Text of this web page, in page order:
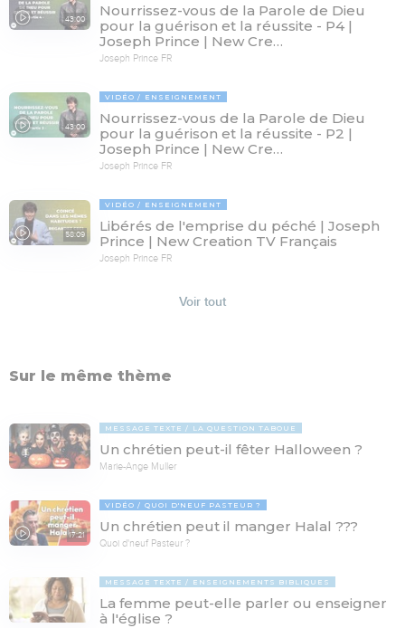
43:00
Nourrissez-vous de la Parole de Dieu
pour la guérison et la réussite - P4 |
Joseph Prince | New Cre…
Joseph Prince FR
43:00
VIDÉO ENSEIGNEMENT
Nourrissez-vous de la Parole de Dieu
pour la guérison et la réussite - P2 |
Joseph Prince | New Cre…
Joseph Prince FR
58:09
VIDÉO ENSEIGNEMENT
Libérés de l'emprise du péché | Joseph
Prince | New Creation TV Français
Joseph Prince FR
Voir tout
Sur le même thème
MESSAGE TEXTE LA QUESTION TABOUE
Un chrétien peut-il fêter Halloween ?
Marie-Ange Muller
17:21
VIDÉO QUOI D'NEUF PASTEUR ?
Un chrétien peut il manger Halal ???
Quoi d'neuf Pasteur ?
MESSAGE TEXTE ENSEIGNEMENTS BIBLIQUES
La femme peut-elle parler ou enseigner
à l'église ?